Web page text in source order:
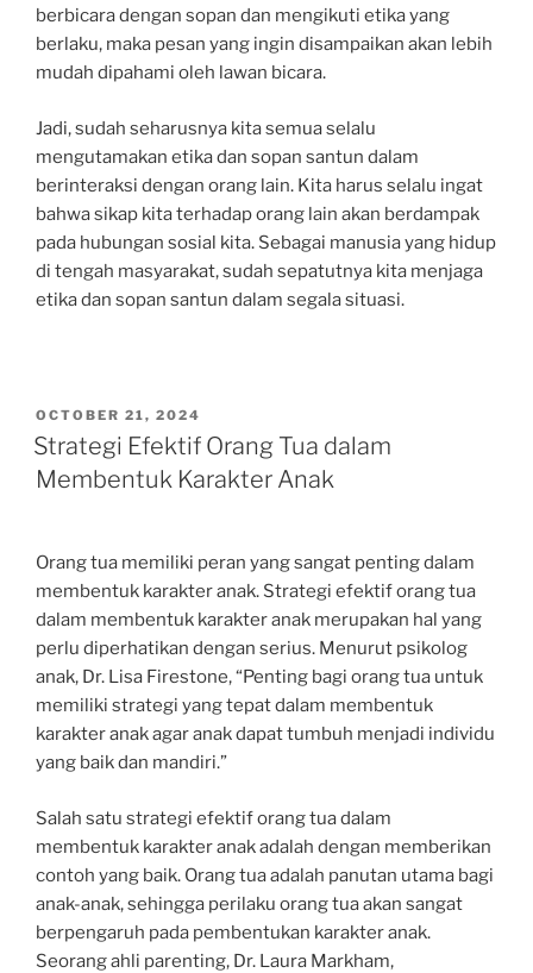
berbicara dengan sopan dan mengikuti etika yang
berlaku, maka pesan yang ingin disampaikan akan lebih
mudah dipahami oleh lawan bicara.
Jadi, sudah seharusnya kita semua selalu
mengutamakan etika dan sopan santun dalam
berinteraksi dengan orang lain. Kita harus selalu ingat
bahwa sikap kita terhadap orang lain akan berdampak
pada hubungan sosial kita. Sebagai manusia yang hidup
di tengah masyarakat, sudah sepatutnya kita menjaga
etika dan sopan santun dalam segala situasi.
POSTED
ON
OCTOBER 21, 2024
Strategi Efektif Orang Tua dalam
Membentuk Karakter Anak
Orang tua memiliki peran yang sangat penting dalam
membentuk karakter anak. Strategi efektif orang tua
dalam membentuk karakter anak merupakan hal yang
perlu diperhatikan dengan serius. Menurut psikolog
anak, Dr. Lisa Firestone, “Penting bagi orang tua untuk
memiliki strategi yang tepat dalam membentuk
karakter anak agar anak dapat tumbuh menjadi individu
yang baik dan mandiri.”
Salah satu strategi efektif orang tua dalam
membentuk karakter anak adalah dengan memberikan
contoh yang baik. Orang tua adalah panutan utama bagi
anak-anak, sehingga perilaku orang tua akan sangat
berpengaruh pada pembentukan karakter anak.
Seorang ahli parenting, Dr. Laura Markham,